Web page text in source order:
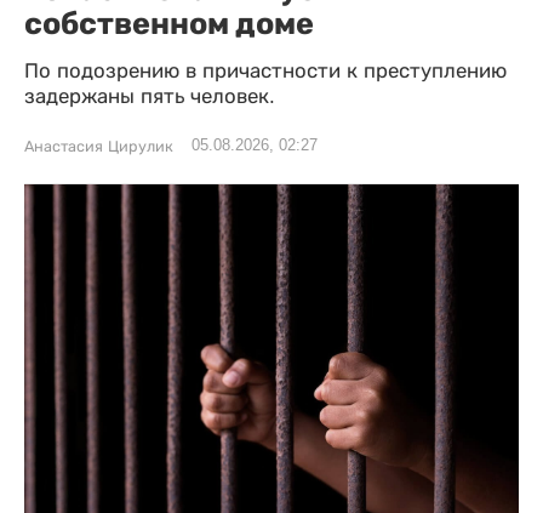
собственном доме
По подозрению в причастности к преступлению
задержаны пять человек.
Анастасия Цирулик 05.08.2026, 02:27